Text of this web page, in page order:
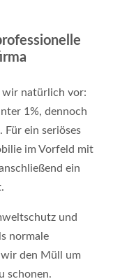
wir natürlich vor:
1%, dennoch
ein seriöses
im Vorfeld mit
ein
und
normale
den Müll um
schonen.